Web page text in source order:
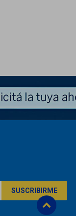
SUSCRIBIRME